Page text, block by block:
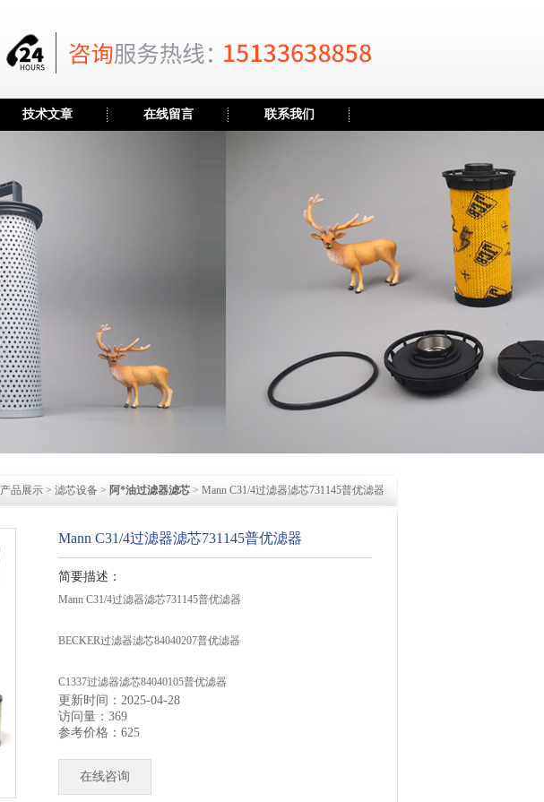
技术文章 在线留言 联系我们
产品展示 > 滤芯设备 > 阿*油过滤器滤芯 > Mann C31/4过滤器滤芯731145普优滤器
Mann C31/4过滤器滤芯731145普优滤器
简要描述：
Mann C31/4过滤器滤芯731145普优滤器
BECKER过滤器滤芯84040207普优滤器
C1337过滤器滤芯84040105普优滤器
Solberg滤芯PSG860/1聚结过滤器
更新时间：2025-04-28
访问量：369
参考价格：625
在线咨询